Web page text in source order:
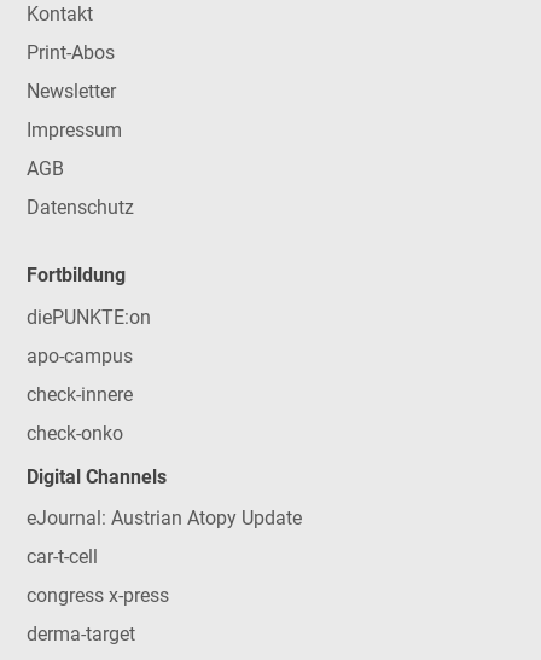
Kontakt
Print-Abos
Newsletter
Impressum
AGB
Datenschutz
Fortbildung
diePUNKTE:on
apo-campus
check-innere
check-onko
Digital Channels
eJournal: Austrian Atopy Update
car-t-cell
congress x-press
derma-target